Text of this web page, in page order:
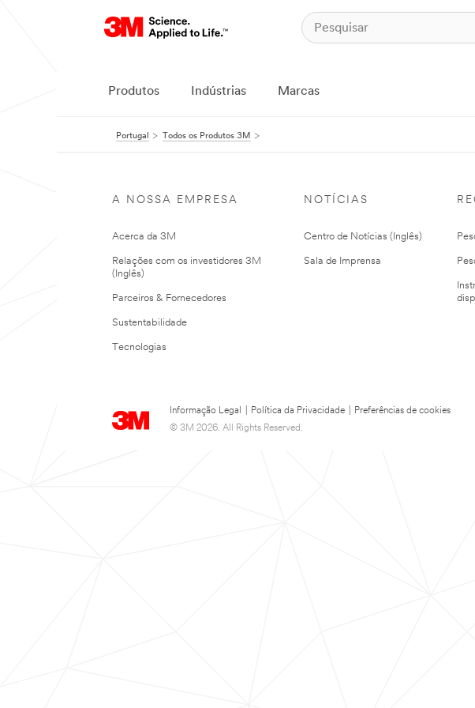
Produtos Indústrias Marcas
Portugal Todos os Produtos 3M
A NOSSA EMPRESA
Acerca da 3M
Relações com os investidores 3M
(Inglês)
Parceiros & Fornecedores
Sustentabilidade
Tecnologias
NOTÍCIAS
Centro de Notícias (Inglês)
Sala de Imprensa
Informação Legal Política da Privacidade
Preferências de cookies
© 3M 2026. All Rights Reserved.